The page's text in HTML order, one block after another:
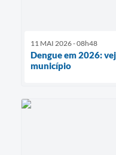
11 MAI 2026 - 08h48
Dengue em 2026:
município